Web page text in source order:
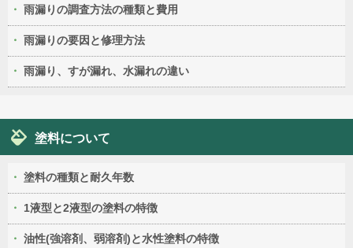
雨漏りの調査方法の種類と費用
雨漏りの要因と修理方法
雨漏り、すが漏れ、水漏れの違い
塗料について
塗料の種類と耐久年数
1液型と2液型の塗料の特徴
油性(強溶剤、弱溶剤)と水性塗料の特徴